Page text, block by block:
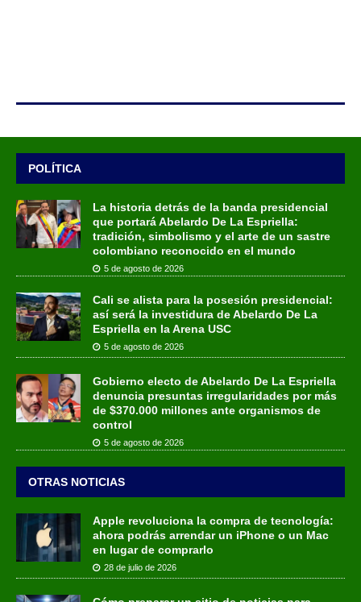
POLÍTICA
La historia detrás de la banda presidencial
que portará Abelardo De La Espriella:
tradición, simbolismo y el arte de un sastre
colombiano reconocido en el mundo
5 de agosto de 2026
Cali se alista para la posesión presidencial:
así será la investidura de Abelardo De La
Espriella en la Arena USC
5 de agosto de 2026
Gobierno electo de Abelardo De La Espriella
denuncia presuntas irregularidades por más
de $370.000 millones ante organismos de
control
5 de agosto de 2026
OTRAS NOTICIAS
Apple revoluciona la compra de tecnología:
ahora podrás arrendar un iPhone o un Mac
en lugar de comprarlo
28 de julio de 2026